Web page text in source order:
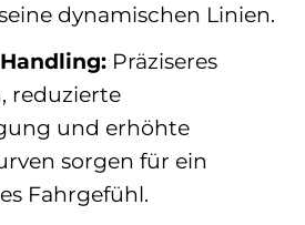
dynamischen Linien.
Präziseres
reduzierte
und erhöhte
sorgen für ein
Fahrgefühl.